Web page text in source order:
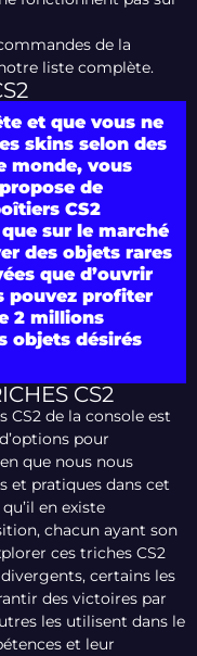
de la
liste complète.
et que vous ne
skins selon des
monde, vous
de
CS2
sur le marché
des objets rares
que d’ouvrir
pouvez profiter
2 millions
objets désirés
CS2
CS2 de la console est
pour
que nous nous
et pratiques dans cet
en existe
chacun ayant son
ces triches CS2
certains les
des victoires par
les utilisent dans le
et leur